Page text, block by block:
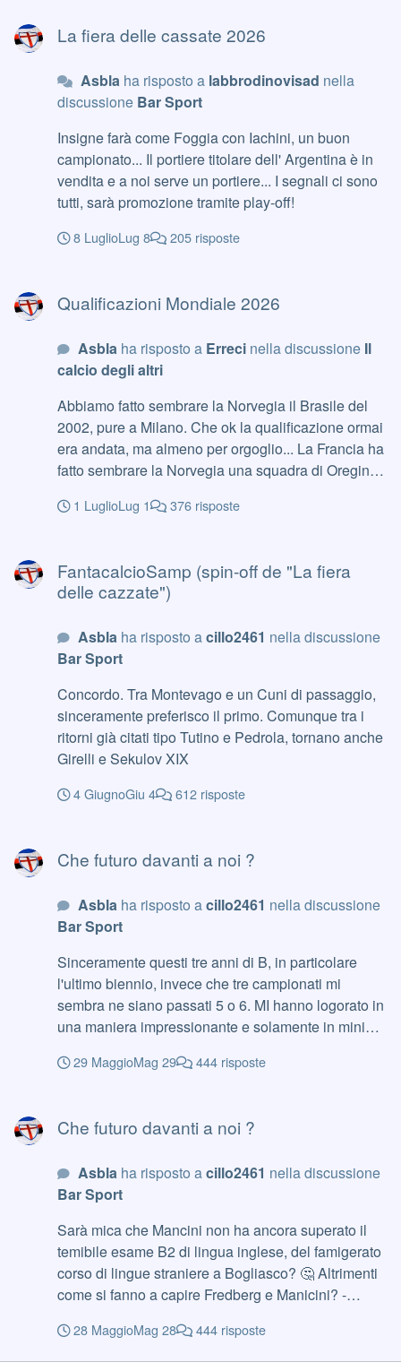
La fiera delle cassate 2026
Asbla ha risposto a labbrodinovisad nella
discussione Bar Sport
Insigne farà come Foggia con Iachini, un buon
campionato... Il portiere titolare dell' Argentina è in
vendita e a noi serve un portiere... I segnali ci sono
tutti, sarà promozione tramite play-off!
8 LuglioLug 8 205 risposte
Qualificazioni Mondiale 2026
Asbla ha risposto a Erreci nella discussione Il
calcio degli altri
Abbiamo fatto sembrare la Norvegia il Brasile del
2002, pure a Milano. Che ok la qualificazione ormai
era andata, ma almeno per orgoglio... La Francia ha
fatto sembrare la Norvegia una squadra di Oregina.
con le squadre aumentate
1 LuglioLug 1 376 risposte
FantacalcioSamp (spin-off de "La fiera
delle cazzate")
Asbla ha risposto acillo2461 nella discussione
Bar Sport
Concordo. Tra Montevago e un Cuni di passaggio,
sinceramente preferisco il primo. Comunque tra i
ritorni già citati tipo Tutino e Pedrola, tornano anche
Girelli e Sekulov XIX
4 GiugnoGiu 4 612 risposte
Che futuro davanti a noi ?
Asbla ha risposto acillo2461 nella discussione
Bar Sport
Sinceramente questi tre anni di B, in particolare
l'ultimo biennio, invece che tre campionati mi
sembra ne siano passati 5 o 6. MI hanno logorato in
una maniera impressionante e solamente in minima
aiuta, ma soprattutto per la costante confusione che
quale sia il piano. O hanno in mente di creare un
con l'allontanamento a stretto giro di Lombardo,
Invernizzi e Mancini basta un inizio altalenante e si
dell'idea che un presidente debba rilasciare
continuamente comunicati, sia ufficiali che a mezzo
stampa, ma mi sembra il momento di fare un poco di
chiarezza. Sarebbe cosa buona che il DS venga
nominato a breve, visto che sembra che sarà
29 MaggioMag 29 444 risposte
Che futuro davanti a noi ?
Asbla ha risposto acillo2461 nella discussione
Bar Sport
Sarà mica che Mancini non ha ancora superato il
temibile esame B2 di lingua inglese, del famigerato
corso di lingue straniere a Bogliasco? 🤔 Altrimenti
come si fanno a capire Fredberg e Manicini? -
28 MaggioMag 28 444 risposte